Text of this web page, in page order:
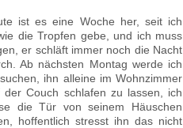
ist es eine Woche her, seit ich
die Tropfen gebe, und ich muss
er schläft immer noch die Nacht
Ab nächsten Montag werde ich
ihn alleine im Wohnzimmer
der Couch schlafen zu lassen, ich
die Tür von seinem Häuschen
hoffentlich stresst ihn das nicht